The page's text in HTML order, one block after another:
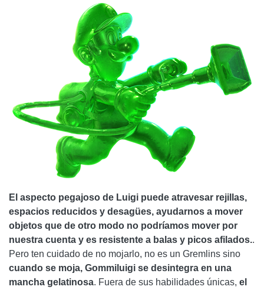
El aspecto pegajoso de Luigi puede atravesar rejillas,
espacios reducidos y desagües, ayudarnos a mover
objetos que de otro modo no podríamos mover por
nuestra cuenta y es resistente a balas y picos afilados..
Pero ten cuidado de no mojarlo, no es un Gremlins sino
cuando se moja, Gommiluigi se desintegra en una
mancha gelatinosa. Fuera de sus habilidades únicas, el